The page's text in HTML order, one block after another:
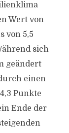
Wert von
von 5,5
sich
geändert
einen
Punkte
Ende der